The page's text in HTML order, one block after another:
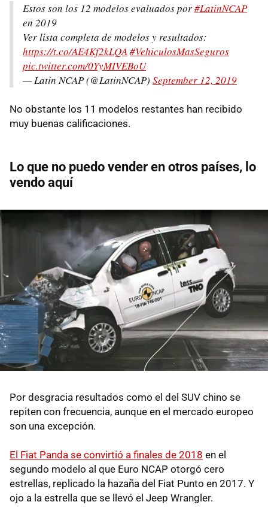
Estos son los 12 modelos evaluados por#LatinNCAP
en 2019
Ver lista completa de modelos y resultados:
https://t.co/AE4Kf2kLQA#VehiculosMasSeguros
pic.twitter.com/0YyMIVEBoU
— Latin NCAP (@LatinNCAP) September 12, 2019
No obstante los 11 modelos restantes han recibido
muy buenas calificaciones.
Lo que no puedo vender en otros países, lo
vendo aquí
Por desgracia resultados como el del SUV chino se
repiten con frecuencia, aunque en el mercado europeo
son una excepción.
El Fiat Panda se convirtió a finales de 2018 en el
segundo modelo al que Euro NCAP otorgó cero
estrellas, replicado la hazaña del Fiat Punto en 2017. Y
ojo a la estrella que se llevó el Jeep Wrangler.